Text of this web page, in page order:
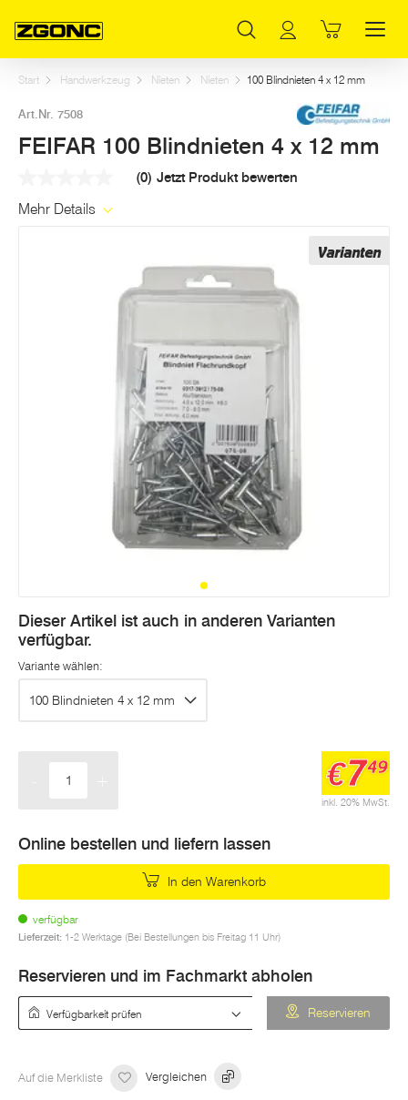
Start Handwerkzeug Nieten Nieten 100 Blindnieten 4 x 12 mm
Art.Nr. 7508
FEIFAR 100 Blindnieten 4 x 12 mm
Link
(0) Jetzt Produkt bewerten
Mehr Details
Varianten
Dieser Artikel ist auch in anderen Varianten
verfügbar.
Variante wählen:
100 Blindnieten 4 x 12 mm
inkl. 20% MwSt.
€749
Online bestellen und liefern lassen
In den Warenkorb
verfügbar
Lieferzeit: 1-2 Werktage (Bei Bestellungen bis Freitag 11 Uhr)
Reservieren und im Fachmarkt abholen
Reservieren
Auf die Merkliste Vergleichen